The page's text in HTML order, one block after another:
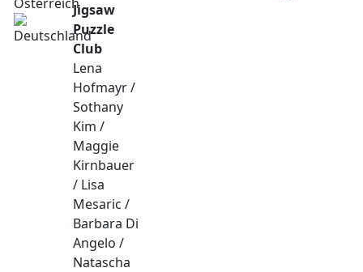
Jigsaw
Puzzle
Club
Lena
Hofmayr /
Sothany
Kim /
Maggie
Kirnbauer
/ Lisa
Mesaric /
Barbara Di
Angelo /
Natascha